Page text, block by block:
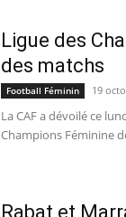
Ligue des
des matchs
Football Féminin 19
La CAF a dévoilé ce
Champions Féminine
Rabat et